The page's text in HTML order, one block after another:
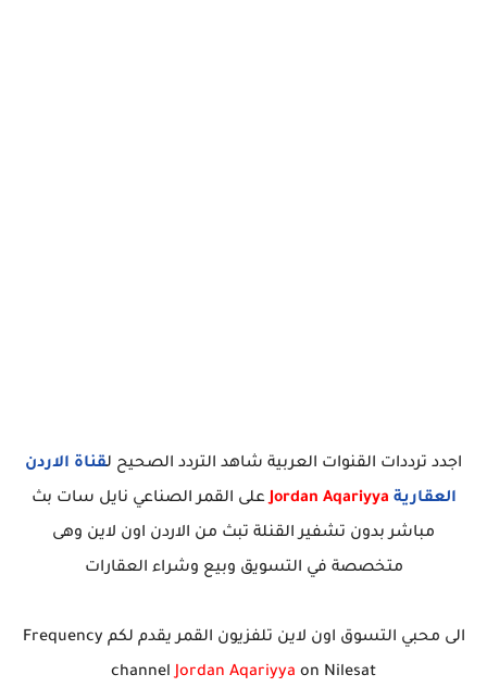
اجدد ترددات القنوات العربية شاهد التردد الصحيح لقناة الاردن
العقارية Jordan Aqariyyaعلى القمر الصناعي نايل سات بث
مباشر بدون تشفير القنلة تبث من الاردن اون لاين وهى
متخصصة في التسويق وبيع وشراء العقارات
الى محبي التسوق اون لاين تلفزيون القمر يقدم لكم Frequency
channelJordan Aqariyya on Nilesat